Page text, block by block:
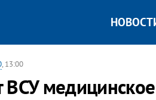
, 13:00
ВСУ